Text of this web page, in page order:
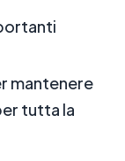
mantenere
tutta la